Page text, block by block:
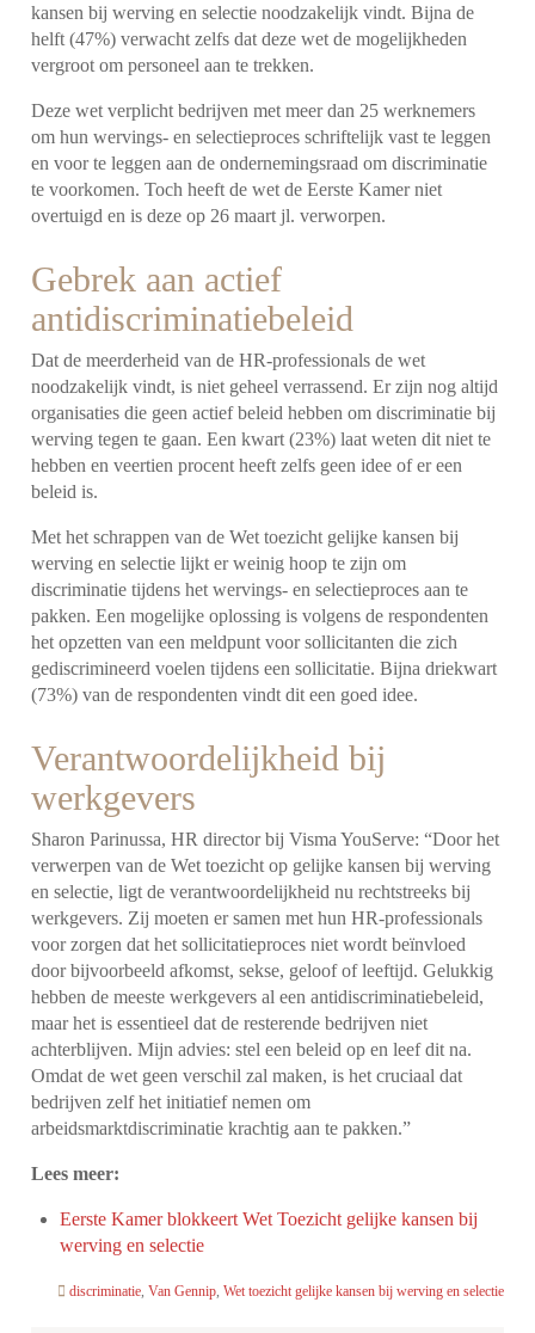
kansen bij werving en selectie noodzakelijk vindt. Bijna de
helft (47%) verwacht zelfs dat deze wet de mogelijkheden
vergroot om personeel aan te trekken.
Deze wet verplicht bedrijven met meer dan 25 werknemers
om hun wervings- en selectieproces schriftelijk vast te leggen
en voor te leggen aan de ondernemingsraad om discriminatie
te voorkomen. Toch heeft de wet de Eerste Kamer niet
overtuigd en is deze op 26 maart jl. verworpen.
Gebrek aan actief
antidiscriminatiebeleid
Dat de meerderheid van de HR-professionals de wet
noodzakelijk vindt, is niet geheel verrassend. Er zijn nog altijd
organisaties die geen actief beleid hebben om discriminatie bij
werving tegen te gaan. Een kwart (23%) laat weten dit niet te
hebben en veertien procent heeft zelfs geen idee of er een
beleid is.
Met het schrappen van de Wet toezicht gelijke kansen bij
werving en selectie lijkt er weinig hoop te zijn om
discriminatie tijdens het wervings- en selectieproces aan te
pakken. Een mogelijke oplossing is volgens de respondenten
het opzetten van een meldpunt voor sollicitanten die zich
gediscrimineerd voelen tijdens een sollicitatie. Bijna driekwart
(73%) van de respondenten vindt dit een goed idee.
Verantwoordelijkheid bij
werkgevers
Sharon Parinussa, HR director bij Visma YouServe: “Door het
verwerpen van de Wet toezicht op gelijke kansen bij werving
en selectie, ligt de verantwoordelijkheid nu rechtstreeks bij
werkgevers. Zij moeten er samen met hun HR-professionals
voor zorgen dat het sollicitatieproces niet wordt beïnvloed
door bijvoorbeeld afkomst, sekse, geloof of leeftijd. Gelukkig
hebben de meeste werkgevers al een antidiscriminatiebeleid,
maar het is essentieel dat de resterende bedrijven niet
achterblijven. Mijn advies: stel een beleid op en leef dit na.
Omdat de wet geen verschil zal maken, is het cruciaal dat
bedrijven zelf het initiatief nemen om
arbeidsmarktdiscriminatie krachtig aan te pakken.”
Lees meer:
Eerste Kamer blokkeert Wet Toezicht gelijke kansen bij
werving en selectie
discriminatie, Van Gennip, Wet toezicht gelijke kansen bij werving en selectie